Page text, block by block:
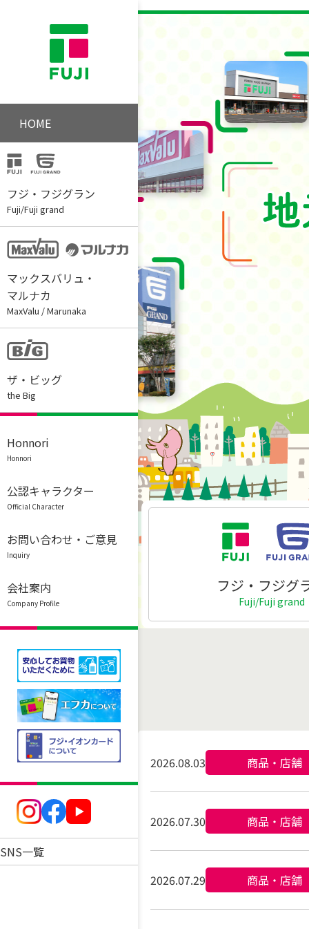
HOME
フジ・フジグラン
Fuji/Fuji grand
マックスバリュ・
マルナカ
MaxValu / Marunaka
ザ・ビッグ
the Big
Honnori
Honnori
公認キャラクター
Official Character
お問い合わせ・ご意見
Inquiry
会社案内
Company Profile
SNS一覧
フジ・フジグ
Fuji/Fuji grand
2026.08.03 商品・店舗
2026.07.30 商品・店舗
2026.07.29 商品・店舗